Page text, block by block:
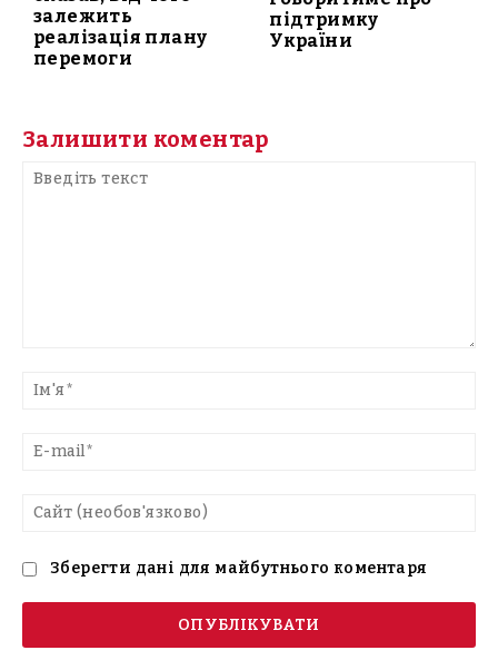
залежить
реалізація плану
перемоги
підтримку
України
Залишити коментар
текст
Зберегти дані для майбутнього коментаря